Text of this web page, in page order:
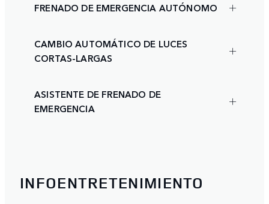
FRENADO DE EMERGENCIA AUTÓNOMO
CAMBIO AUTOMÁTICO DE LUCES
CORTAS-LARGAS
ASISTENTE DE FRENADO DE
EMERGENCIA
INFOENTRETENIMIENTO